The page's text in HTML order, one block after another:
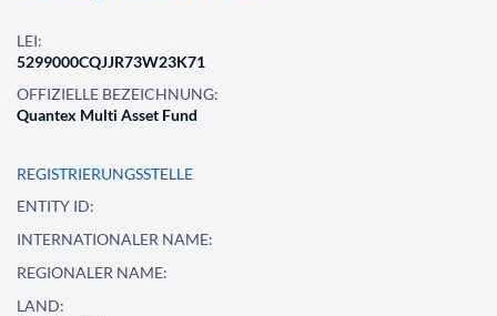
LEI:
5299000CQJJR73W23K71
OFFIZIELLE BEZEICHNUNG:
Quantex Multi Asset Fund
REGISTRIERUNGSSTELLE
ENTITY ID:
INTERNATIONALER NAME:
REGIONALER NAME:
LAND: